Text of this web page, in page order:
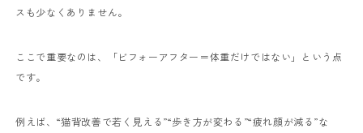
スも少なくありません。
ここで重要なのは、「ビフォーアフター＝体重だけではない」という点
です。
例えば、“猫背改善で若く見える”“歩き方が変わる”“疲れ顔が減る”な